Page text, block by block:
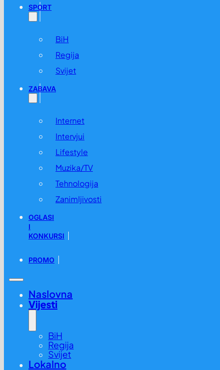
SPORT
BiH
Regija
Svijet
ZABAVA
Internet
Intervjui
Lifestyle
Muzika/TV
Tehnologija
Zanimljivosti
OGLASI
I
KONKURSI
PROMO
Naslovna
Vijesti
BiH
Regija
Svijet
Lokalno